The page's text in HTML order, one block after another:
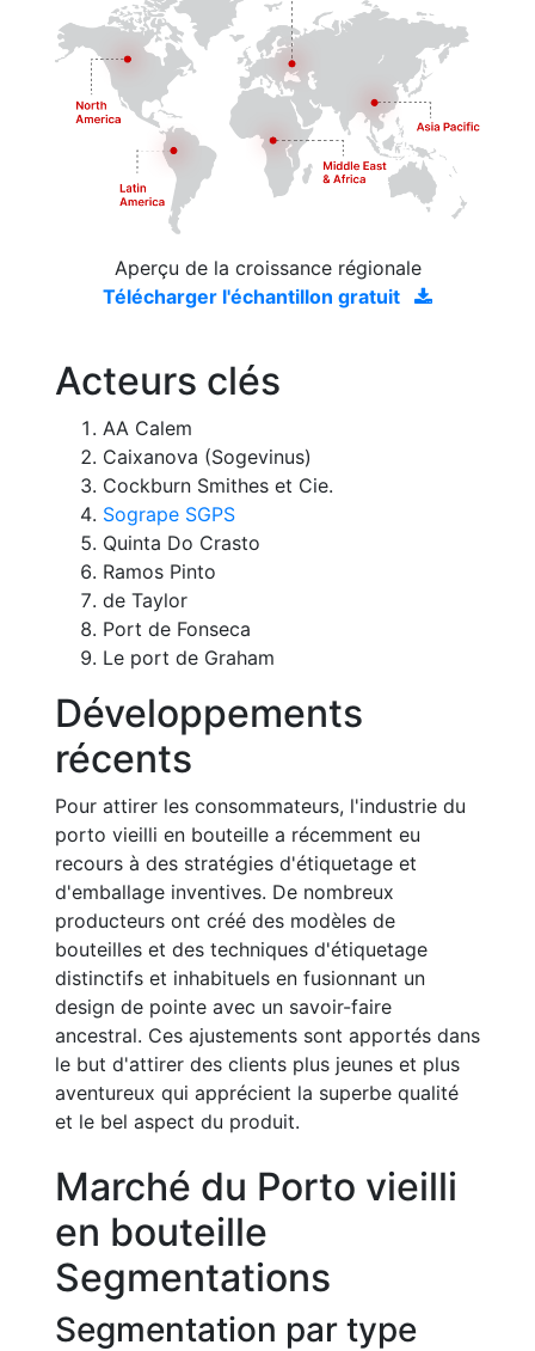
Aperçu de la croissance régionale
Télécharger l'échantillon gratuit
Acteurs clés
AA Calem
Caixanova (Sogevinus)
Cockburn Smithes et Cie.
Sogrape SGPS
Quinta Do Crasto
Ramos Pinto
de Taylor
Port de Fonseca
Le port de Graham
Développements
récents
Pour attirer les consommateurs, l'industrie du
porto vieilli en bouteille a récemment eu
recours à des stratégies d'étiquetage et
d'emballage inventives. De nombreux
producteurs ont créé des modèles de
bouteilles et des techniques d'étiquetage
distinctifs et inhabituels en fusionnant un
design de pointe avec un savoir-faire
ancestral. Ces ajustements sont apportés dans
le but d'attirer des clients plus jeunes et plus
aventureux qui apprécient la superbe qualité
et le bel aspect du produit.
Marché du Porto vieilli
en bouteille
Segmentations
Segmentation par type